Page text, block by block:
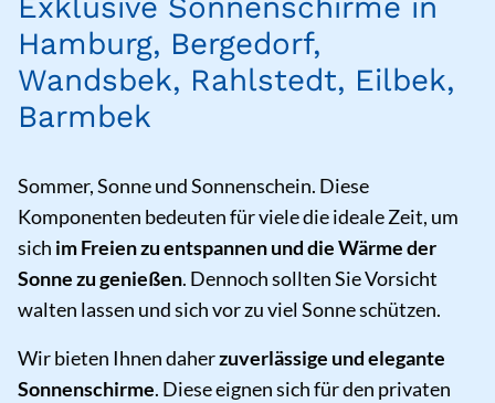
Exklusive Sonnenschirme in
Hamburg, Bergedorf,
Wandsbek, Rahlstedt, Eilbek,
Barmbek
Sommer, Sonne und Sonnenschein. Diese
Komponenten bedeuten für viele die ideale Zeit, um
sich im Freien zu entspannen und die Wärme der
Sonne zu genießen. Dennoch sollten Sie Vorsicht
walten lassen und sich vor zu viel Sonne schützen.
Wir bieten Ihnen daherzuverlässige und elegante
Sonnenschirme. Diese eignen sich für den privaten